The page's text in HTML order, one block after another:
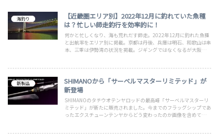
海釣り
【近畿圏エリア別】2022年12月に釣れていた魚種
は？忙しい師走釣行を効率的に！
何かと忙しくなり、海も荒れだす師走。2022年12月に釣れた魚種
と出航率をエリア別に掲載。京都は丹後、兵庫は明石、和歌山は串
本、三重は伊勢湾の状況を掲載。ジギングではなくなるが大阪湾の
新製品
SHIMANOから「サーベルマスターリミテッド」が
新登場
SHIMANOのタチウオテンヤロッドの最高峰「サーベルマスターリ
ミテッド」が新たに販売されました。今までのフラッグシップであ
ったエクスチューンテンヤからどう変わったのか画像を含めてわか